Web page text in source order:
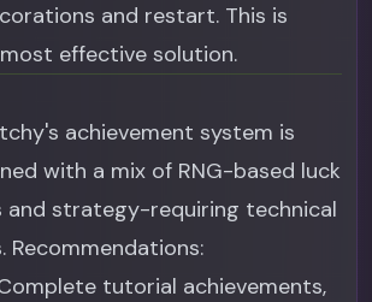
and restart. This is
effective solution.
achievement system is
with a mix of RNG-based luck
and strategy-requiring technical
Recommendations:
tutorial achievements,